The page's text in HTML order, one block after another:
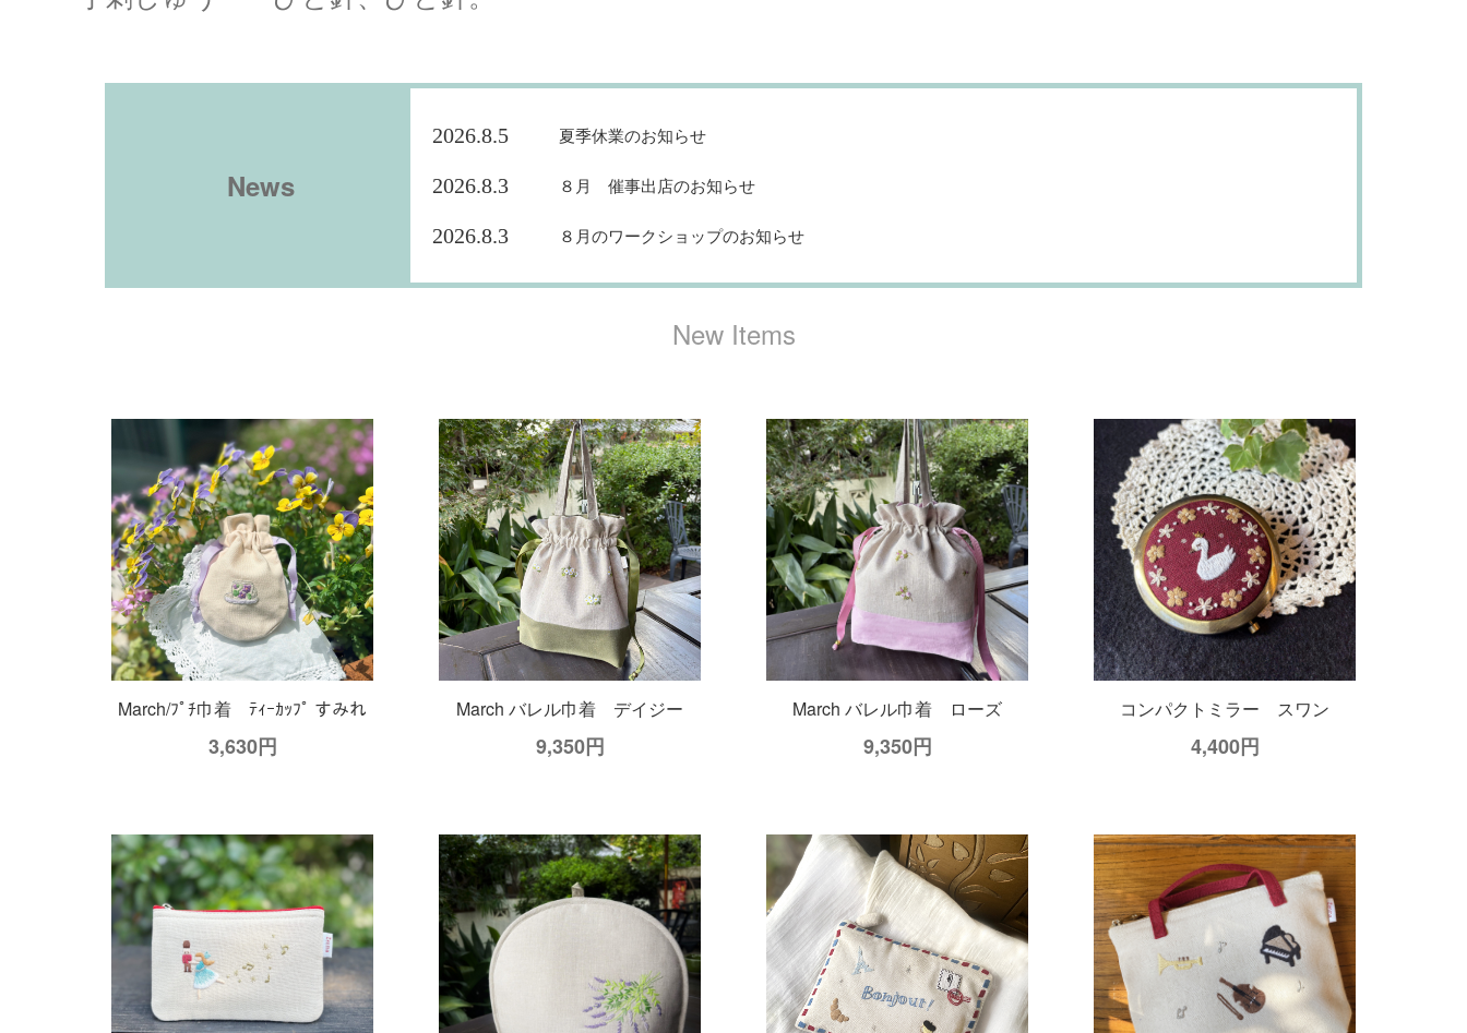
News
2026.8.5 夏季休業のお知らせ
2026.8.3 ８月 催事出店のお知らせ
2026.8.3 ８月のワークショップのお知らせ
New Items
March/ﾌﾟﾁ巾着 ﾃｨｰｶｯﾌﾟ すみれ
3,630円
March バレル巾着 デイジー
9,350円
March バレル巾着 ローズ
9,350円
コンパクトミラー スワン
4,400円